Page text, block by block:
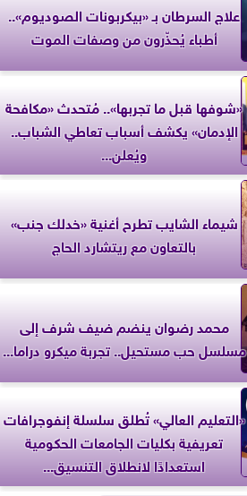
علاج السرطان بـ «بيكربونات الصوديوم»..
أطباء يُحذّرون من وصفات الموت
«شوفها قبل ما تجربها».. مُتحدث «مكافحة
الإدمان» يكشف أسباب تعاطي الشباب..
ويُعلن...
شيماء الشايب تطرح أغنية «خدلك جنب»
بالتعاون مع ريتشارد الحاج
محمد رضوان ينضم ضيف شرف إلى
مسلسل حب مستحيل.. تجربة ميكرو دراما...
«التعليم العالي» تُطلق سلسلة إنفوجرافات
تعريفية بكليات الجامعات الحكومية
استعدادًا لانطلاق التنسيق...